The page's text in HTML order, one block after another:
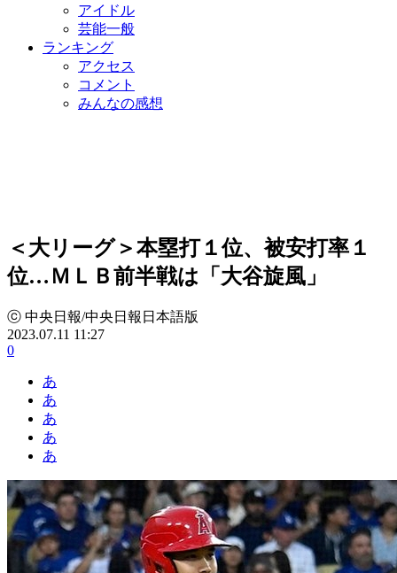
アイドル
芸能一般
ランキング
アクセス
コメント
みんなの感想
＜大リーグ＞本塁打１位、被安打率１
位…ＭＬＢ前半戦は「大谷旋風」
ⓒ 中央日報/中央日報日本語版
2023.07.11 11:27
0
あ
あ
あ
あ
あ